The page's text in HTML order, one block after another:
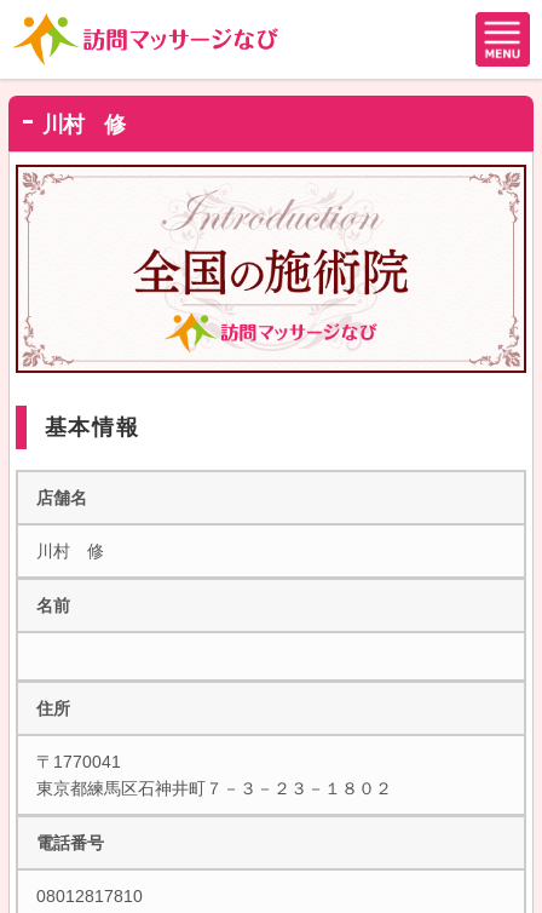
川村 修
基本情報
店舗名
川村 修
名前
住所
〒1770041
東京都練馬区石神井町７－３－２３－１８０２
電話番号
08012817810